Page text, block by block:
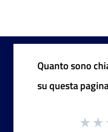
Quanto sono
su questa